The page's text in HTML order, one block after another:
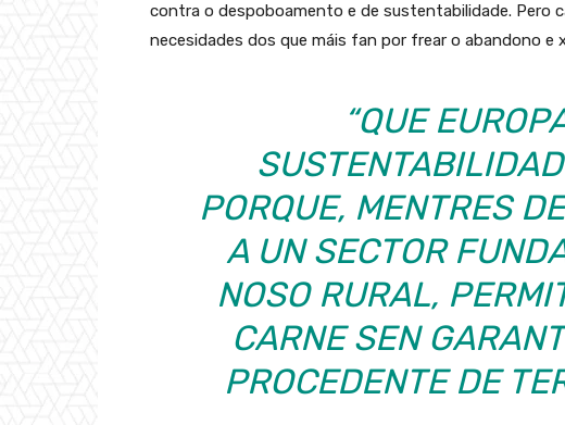
contra o despoboamento e de sustentabilidade. Pero
necesidades dos que máis fan por frear o abandono e
“QUE
PORQUE, MENTRES
A UN SECTOR
NOSO RURAL,
CARNE SEN
PROCEDENTE DE